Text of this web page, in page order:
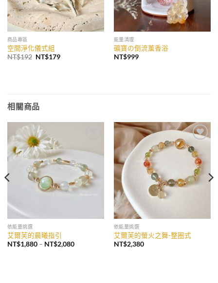
商品專區
空間淨化儀式組
NT$192 原
NT$179目
能量清理
礦寶の倒流薰香浴
NT$999
相關商品
收藏
依能量挑選
艾爾芙的晨曦指引
NT$1,880 – NT$2,080價
加入
收藏
依能量挑選
艾爾芙的螢火之舞-整圈式
NT$2,380